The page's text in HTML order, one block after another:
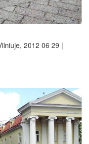
2012 06 29 |